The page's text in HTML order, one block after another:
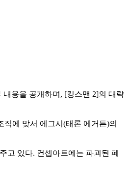
용을 공개하며, [킹스맨 2]의 대략
에 맞서 에그시(태론 에거튼)의
고 있다. 컨셉아트에는 파괴된 폐